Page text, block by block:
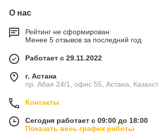
О нас
Рейтинг не сформирован
Менее 5 отзывов за последний год
Работает с 29.11.2022
г. Астана
пр. Абая 24/1, офис 55, Астана,
Контакты
Сегодня работает с 09:00 до 18:00
Показать весь график работы